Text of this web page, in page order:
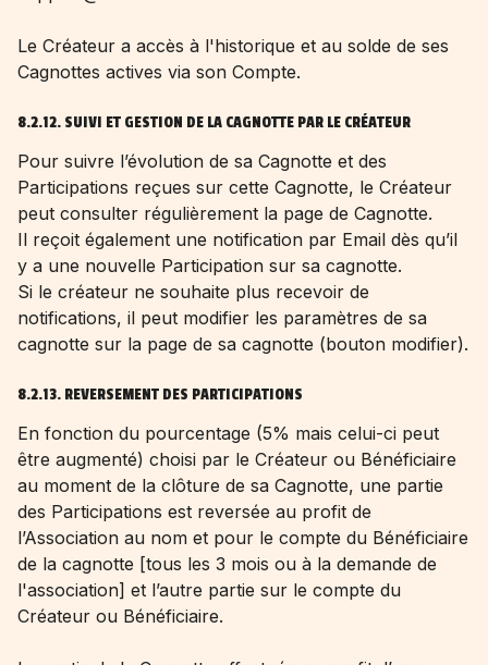
Le Créateur a accès à l'historique et au solde de ses
Cagnottes actives via son Compte.
8.2.12. SUIVI ET GESTION DE LA CAGNOTTE PAR LE CRÉATEUR
Pour suivre l’évolution de sa Cagnotte et des
Participations reçues sur cette Cagnotte, le Créateur
peut consulter régulièrement la page de Cagnotte.
Il reçoit également une notification par Email dès qu’il
y a une nouvelle Participation sur sa cagnotte.
Si le créateur ne souhaite plus recevoir de
notifications, il peut modifier les paramètres de sa
cagnotte sur la page de sa cagnotte (bouton modifier).
8.2.13. REVERSEMENT DES PARTICIPATIONS
En fonction du pourcentage (5% mais celui-ci peut
être augmenté) choisi par le Créateur ou Bénéficiaire
au moment de la clôture de sa Cagnotte, une partie
des Participations est reversée au profit de
l’Association au nom et pour le compte du Bénéficiaire
de la cagnotte [tous les 3 mois ou à la demande de
l'association] et l’autre partie sur le compte du
Créateur ou Bénéficiaire.